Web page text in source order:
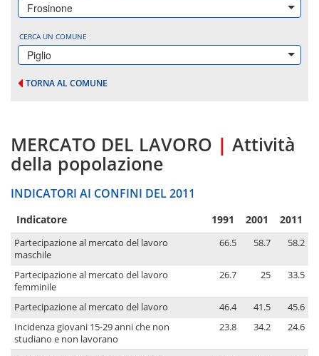
Frosinone
CERCA UN COMUNE
Piglio
TORNA AL COMUNE
MERCATO DEL LAVORO | Attività
della popolazione
INDICATORI AI CONFINI DEL 2011
Indicatore 1991 2001 2011
Partecipazione al mercato del lavoro
maschile
66.5 58.7 58.2
Partecipazione al mercato del lavoro
femminile
26.7 25 33.5
Partecipazione al mercato del lavoro 46.4 41.5
45.6
Incidenza giovani 15-29 anni che non
studiano e non lavorano
23.8 34.2 24.6